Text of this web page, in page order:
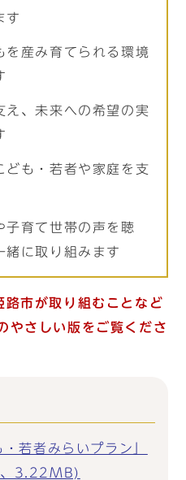
す
を産み育てられる環境
え、未来への希望の実
ども・若者や家庭を支
子育て世帯の声を聴
緒に取り組みます
市が取り組むことなど
やさしい版をご覧くださ
若者みらいプラン」
3.22MB)